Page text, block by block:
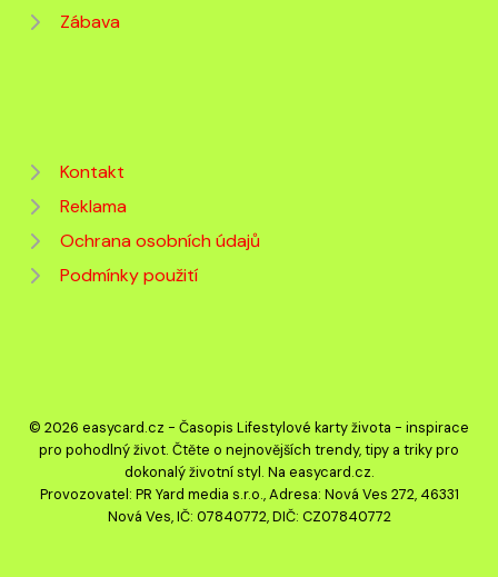
Zábava
Kontakt
Reklama
Ochrana osobních údajů
Podmínky použití
© 2026 easycard.cz - Časopis Lifestylové karty života - inspirace
pro pohodlný život. Čtěte o nejnovějších trendy, tipy a triky pro
dokonalý životní styl. Na easycard.cz.
Provozovatel: PR Yard media s.r.o., Adresa: Nová Ves 272, 46331
Nová Ves, IČ: 07840772, DIČ: CZ07840772